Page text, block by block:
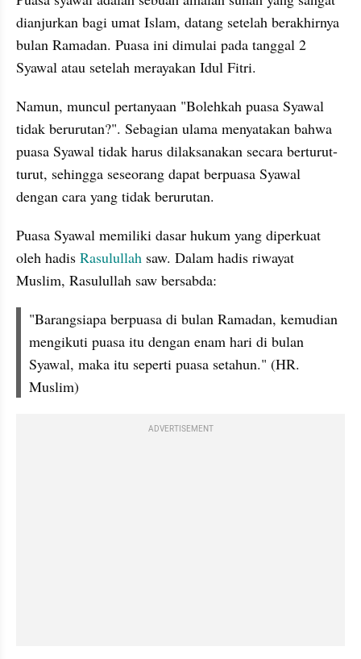
dianjurkan bagi umat Islam, datang setelah berakhirnya
bulan Ramadan. Puasa ini dimulai pada tanggal 2
Syawal atau setelah merayakan Idul Fitri.
Namun, muncul pertanyaan "Bolehkah puasa Syawal
tidak berurutan?". Sebagian ulama menyatakan bahwa
puasa Syawal tidak harus dilaksanakan secara berturut-
turut, sehingga seseorang dapat berpuasa Syawal
dengan cara yang tidak berurutan.
Puasa Syawal memiliki dasar hukum yang diperkuat
oleh hadis Rasulullah saw. Dalam hadis riwayat
Muslim, Rasulullah saw bersabda:
"Barangsiapa berpuasa di bulan Ramadan, kemudian
mengikuti puasa itu dengan enam hari di bulan
Syawal, maka itu seperti puasa setahun." (HR.
Muslim)
ADVERTISEMENT